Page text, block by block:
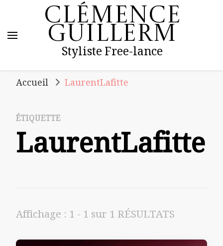
Clémence
Guillerm
Styliste Free-lance
Accueil LaurentLafitte
ÉTIQUETTE
LaurentLafitte
Affichage : 1 - 1 sur 1 RÉSULTATS